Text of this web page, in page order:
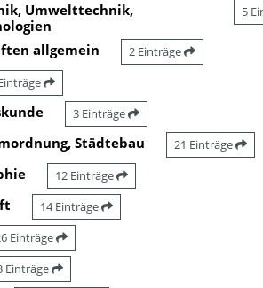
Umwelttechnik,
5
allgemein 2 Einträge
3 Einträge
Städtebau 21 Einträge
12 Einträge
14 Einträge
Einträge
Einträge